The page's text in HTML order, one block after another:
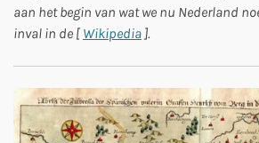
aan het begin van wat we nu Nederland
inval in de [ Wikipedia ].